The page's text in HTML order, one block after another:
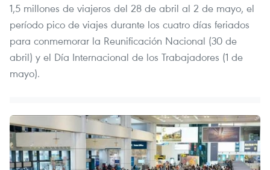
1,5 millones de viajeros del 28 de abril al 2 de mayo, el
período pico de viajes durante los cuatro días feriados
para conmemorar la Reunificación Nacional (30 de
abril) y el Día Internacional de los Trabajadores (1 de
mayo).